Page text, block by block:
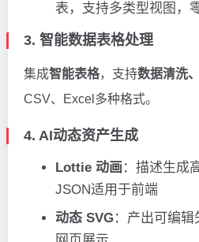
表，支持多类型视图，
3. 智能数据表格处理
集成智能表格，支持数据清洗
CSV、Excel多种格式。
4. AI动态资产生成
Lottie 动画：描述生成
JSON适用于前端
动态 SVG：产出可编辑